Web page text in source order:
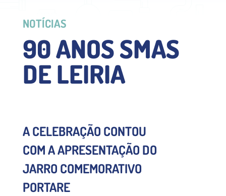
NOTÍCIAS
90 ANOS SMAS
DE LEIRIA
A CELEBRAÇÃO CONTOU
COM A APRESENTAÇÃO DO
JARRO COMEMORATIVO
PORTARE